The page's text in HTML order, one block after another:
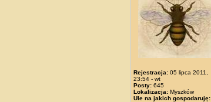
Rejestracja: 05 lipca 2011,
23:54 - wt
Posty: 645
Lokalizacja: Myszków
Ule na jakich gospodaruję: